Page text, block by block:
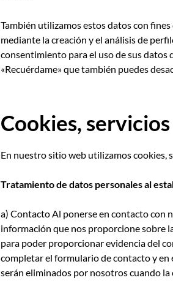
También utilizamos estos datos con
mediante la creación y el análisis de
consentimiento para el uso de sus datos
«Recuérdame» que también puedes
Cookies,
En nuestro sitio web utilizamos cookies,
Tratamiento de datos personales al
a) Contacto Al ponerse en contacto con
información que nos proporcione sobre
para poder proporcionar evidencia del
completar el formulario de contacto y en
serán eliminados por nosotros cuando